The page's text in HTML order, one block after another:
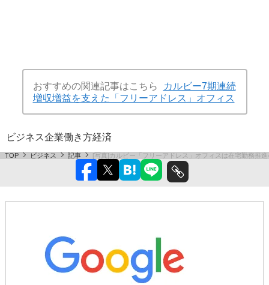
おすすめの関連記事はこちら
カルビー7期連続
増収増益を支えた「フリーアドレス」オフィス
ビジネス企業働き方経済
TOP ビジネス 記事 [写真]カルビー「フリーアドレス」オフィスは在宅勤務推